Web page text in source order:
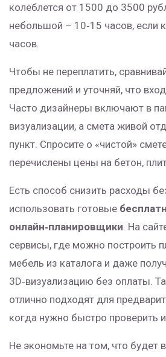
колеблется от 1500 до 3500
небольшой – 10‑15 часов, если
часов.
Чтобы не переплатить,
предложений и уточняй, что
Часто дизайнеры включают в
визуализации, а смета живой
пункт. Спросите о «чистой»
перечислены цены на бетон,
Есть способ снизить расходы
использовать готовые
онлайн‑планировщики. На
сервисы, где можно построить
мебель из каталога и даже
3D‑визуализацию без оплаты.
отлично подходят для
когда нужно быстро проверить
Не экономьте на том, что будет